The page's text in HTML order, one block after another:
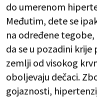
do umerenom
Međutim, dete se
na određene
da se u pozadini krije
zemlji od visokog
oboljevaju dečaci.
gojaznosti,